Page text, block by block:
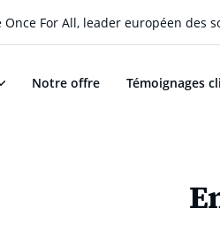
For All, leader européen
Notre offre Témoignages